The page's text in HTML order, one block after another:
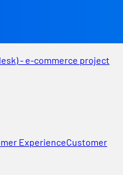
- e-commerce project
ExperienceCustomer